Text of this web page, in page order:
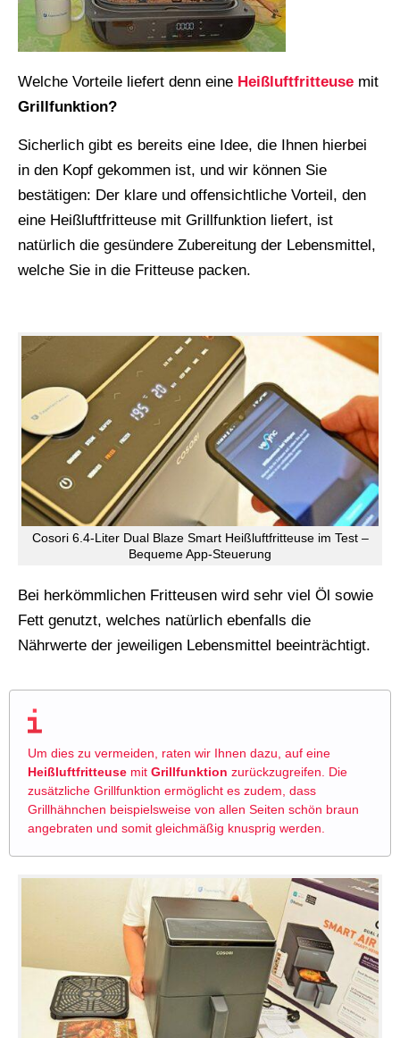
Welche Vorteile liefert denn eine Heißluftfritteuse mit
Grillfunktion?
Sicherlich gibt es bereits eine Idee, die Ihnen hierbei
in den Kopf gekommen ist, und wir können Sie
bestätigen: Der klare und offensichtliche Vorteil, den
eine Heißluftfritteuse mit Grillfunktion liefert, ist
natürlich die gesündere Zubereitung der Lebensmittel,
welche Sie in die Fritteuse packen.
Cosori 6.4-Liter Dual Blaze Smart Heißluftfritteuse im Test –
Bequeme App-Steuerung
Bei herkömmlichen Fritteusen wird sehr viel Öl sowie
Fett genutzt, welches natürlich ebenfalls die
Nährwerte der jeweiligen Lebensmittel beeinträchtigt.
Um dies zu vermeiden, raten wir Ihnen dazu, auf eine
Heißluftfritteuse mit Grillfunktion zurückzugreifen. Die
zusätzliche Grillfunktion ermöglicht es zudem, dass
Grillhähnchen beispielsweise von allen Seiten schön braun
angebraten und somit gleichmäßig knusprig werden.